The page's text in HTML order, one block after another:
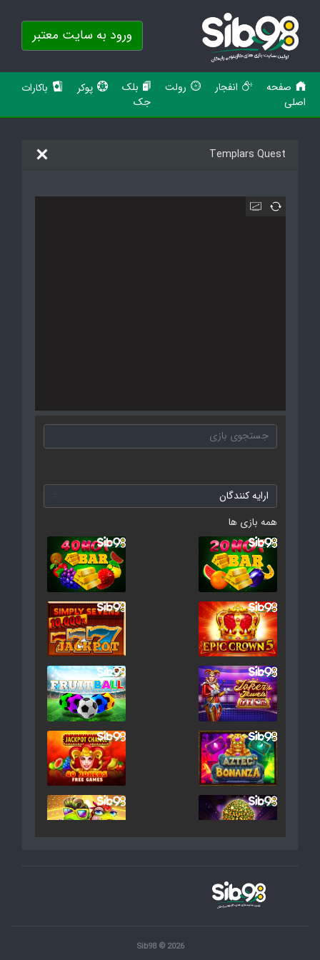
ورود به سایت معتبر
صفحه
اصلی
انفجار رولت
بلک
جک
پوکر باکارات
Templars Quest
همه بازی ها
Sib98 © 2026